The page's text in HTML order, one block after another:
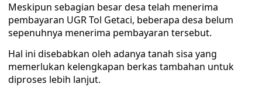
Meskipun sebagian besar desa telah menerima
pembayaran UGR Tol Getaci, beberapa desa belum
sepenuhnya menerima pembayaran tersebut.
Hal ini disebabkan oleh adanya tanah sisa yang
memerlukan kelengkapan berkas tambahan untuk
diproses lebih lanjut.